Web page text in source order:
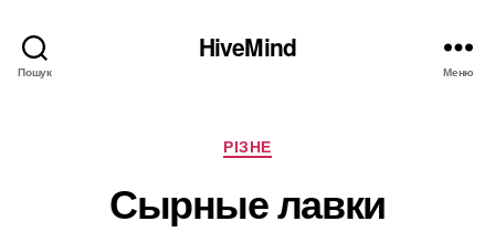
Пошук
HiveMind
Меню
Категорії
РІЗНЕ
Сырные лавки